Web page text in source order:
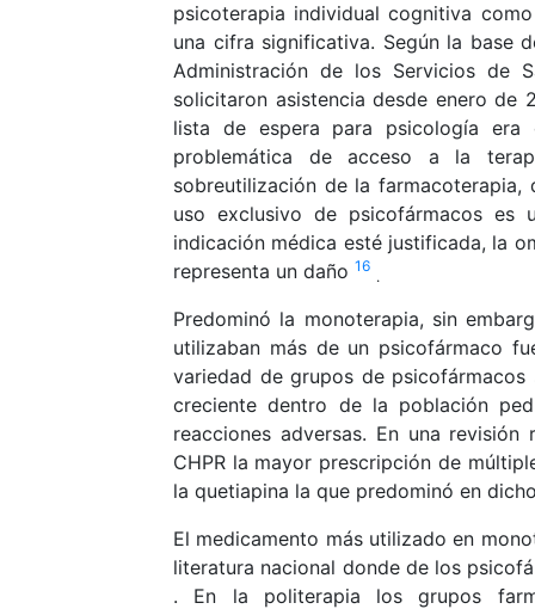
psicoterapia individual cognitiva
una cifra significativa. Según la base
Administración de los Servicios de
solicitaron asistencia desde enero
lista de espera para psicología
problemática de acceso a la
sobreutilización de la
uso exclusivo de psicofármacos es
indicación médica esté justificada, la
representa un daño 16
.
Predominó la monoterapia, sin
utilizaban más de un psicofármaco
variedad de grupos de
creciente dentro de la población
reacciones adversas. En una
CHPR la mayor prescripción de
la quetiapina la que predominó en
El medicamento más utilizado en
literatura nacional donde de los
. En la politerapia los grupos